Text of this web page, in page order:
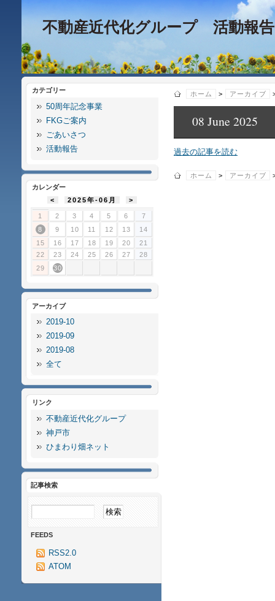
不動産近代化グループ 活動報告
ホーム > アーカイブ
08 June 2025
過去の記事を読む
ホーム > アーカイブ
カテゴリー
50周年記念事業
FKGご案内
ごあいさつ
活動報告
カレンダー
<
2025年-06月 >
1 2 3 4 5 6
7
8
9 10 11 12 13
14
15
16 17 18 19 20
21
22
23 24 25 26 27
28
29
30
アーカイブ
2019-10
2019-09
2019-08
全て
リンク
不動産近代化グループ
神戸市
ひまわり畑ネット
記事検索
FEEDS
RSS2.0
ATOM